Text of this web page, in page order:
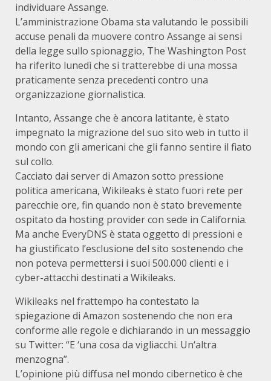
individuare Assange.
L’amministrazione Obama sta valutando le possibili
accuse penali da muovere contro Assange ai sensi
della legge sullo spionaggio, The Washington Post
ha riferito lunedì che si tratterebbe di una mossa
praticamente senza precedenti contro una
organizzazione giornalistica.
Intanto, Assange che è ancora latitante, è stato
impegnato la migrazione del suo sito web in tutto il
mondo con gli americani che gli fanno sentire il fiato
sul collo.
Cacciato dai server di Amazon sotto pressione
politica americana, Wikileaks è stato fuori rete per
parecchie ore, fin quando non è stato brevemente
ospitato da hosting provider con sede in California.
Ma anche EveryDNS è stata oggetto di pressioni e
ha giustificato l’esclusione del sito sostenendo che
non poteva permettersi i suoi 500.000 clienti e i
cyber-attacchi destinati a Wikileaks.
Wikileaks nel frattempo ha contestato la
spiegazione di Amazon sostenendo che non era
conforme alle regole e dichiarando in un messaggio
su Twitter: “E ‘una cosa da vigliacchi. Un‘altra
menzogna”.
L’opinione più diffusa nel mondo cibernetico è che